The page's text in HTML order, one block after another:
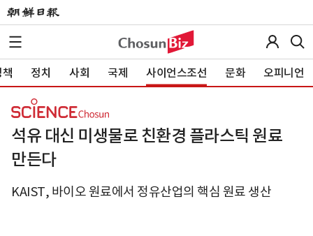
정치 사회 국제 사이언스조선 문화 오피니언
석유 대신 미생물로 친환경 플라스틱 원료
만든다
KAIST, 바이오 원료에서 정유산업의 핵심 원료 생산